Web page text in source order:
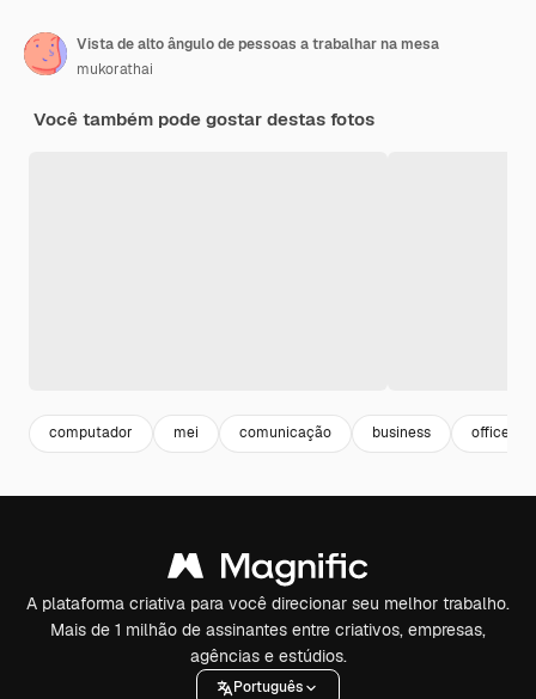
Vista de alto ângulo de pessoas a trabalhar na mesa
mukorathai
Você também pode gostar destas fotos
computador mei comunicação business office
A plataforma criativa para você direcionar seu melhor trabalho.
Mais de 1 milhão de assinantes entre criativos, empresas,
agências e estúdios.
Português